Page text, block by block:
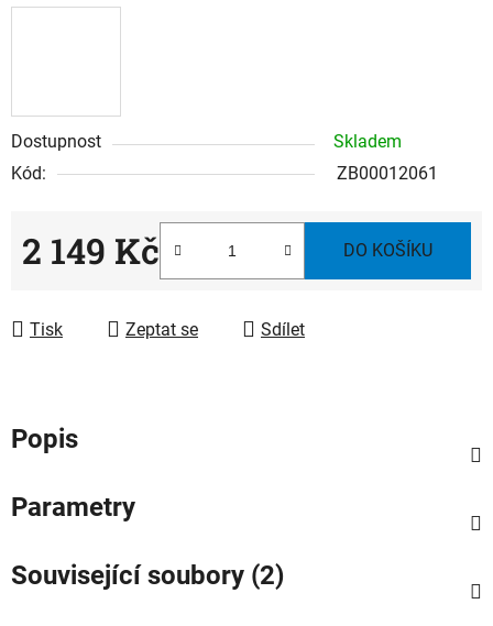
Dostupnost
Skladem
Kód:
ZB00012061
2 149 Kč DO KOŠÍKU
Tisk Zeptat se Sdílet
Popis
Parametry
Související soubory (2)